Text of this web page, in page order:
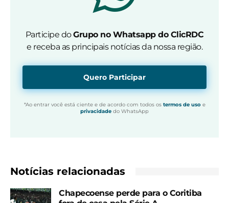
Participe doGrupo no Whatsapp do ClicRDC
e receba as principais notícias da nossa região.
Quero Participar
*Ao entrar você está ciente e de acordo com todos os termos de usoe
privacidade do WhatsApp
Notícias relacionadas
Chapecoense perde para o Coritiba